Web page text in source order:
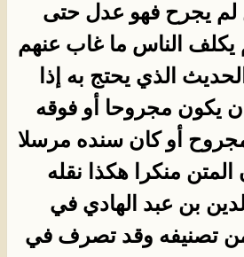
لم يجرح فهو عدل حتى
يكلف الناس ما غاب عنهم
الذي يحتج به إذا
يكون مجروحا أو فوقه
أو كان سنده مرسلا
المتن منكرا هكذا نقله
بن عبد الهادي في
من تصنيفه وقد تصرف في